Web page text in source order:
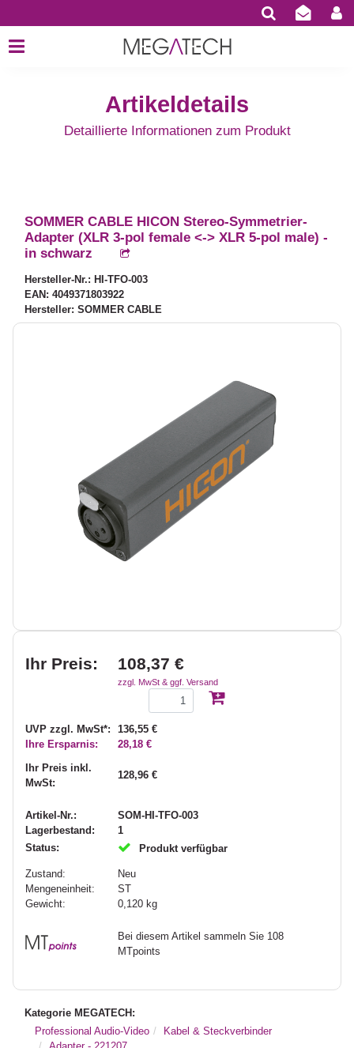
Artikeldetails
Detaillierte Informationen zum Produkt
SOMMER CABLE HICON Stereo-Symmetrier-
Adapter (XLR 3-pol female <-> XLR 5-pol male) -
in schwarz
Hersteller-Nr.: HI-TFO-003
EAN: 4049371803922
Hersteller: SOMMER CABLE
Ihr Preis: 108,37 €
zzgl. MwSt & ggf. Versand
UVP zzgl. MwSt*:
136,55 €
Ihre Ersparnis:
28,18 €
Ihr Preis inkl.
MwSt:
128,96 €
Artikel-Nr.:
SOM-HI-TFO-003
Lagerbestand:
1
Status:
Produkt verfügbar
Zustand:
Neu
Mengeneinheit:
ST
Gewicht:
0,120 kg
Bei diesem Artikel sammeln Sie 108
MTpoints
Kategorie MEGATECH:
Professional Audio-Video
Kabel & Steckverbinder